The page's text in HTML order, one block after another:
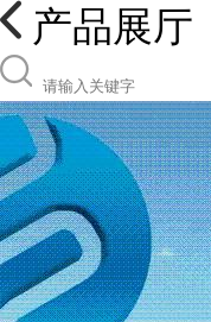
产品展厅